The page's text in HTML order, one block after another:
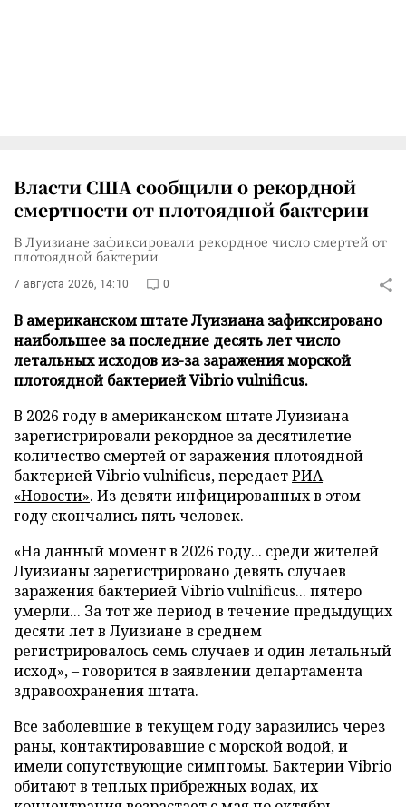
Власти США сообщили о рекордной
смертности от плотоядной бактерии
В Луизиане зафиксировали рекордное число смертей от
плотоядной бактерии
7 августа 2026, 14:10 0
В американском штате Луизиана зафиксировано
наибольшее за последние десять лет число
летальных исходов из-за заражения морской
плотоядной бактерией Vibrio vulnificus.
В 2026 году в американском штате Луизиана
зарегистрировали рекордное за десятилетие
количество смертей от заражения плотоядной
бактерией Vibrio vulnificus, передаетРИА
«Новости». Из девяти инфицированных в этом
году скончались пять человек.
«На данный момент в 2026 году... среди жителей
Луизианы зарегистрировано девять случаев
заражения бактерией Vibrio vulnificus... пятеро
умерли... За тот же период в течение предыдущих
десяти лет в Луизиане в среднем
регистрировалось семь случаев и один летальный
исход», – говорится в заявлении департамента
здравоохранения штата.
Все заболевшие в текущем году заразились через
раны, контактировавшие с морской водой, и
имели сопутствующие симптомы. Бактерии Vibrio
обитают в теплых прибрежных водах, их